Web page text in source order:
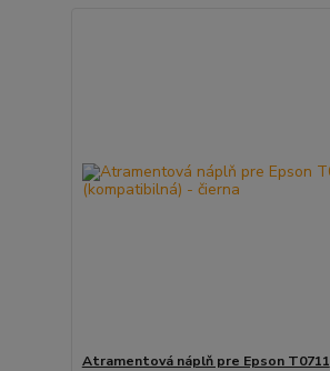
Atramentová náplň pre Epson T0711